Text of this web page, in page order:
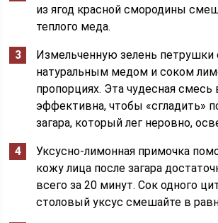
из ягод красной смородины
теплого меда.
Измельченную зелень петрушки
натуральным медом и соком
пропорциях. Эта чудесная смесь
эффективна, чтобы «сгладить»
загара, который лег неровно,
Уксусно-лимонная примочка
кожу лица после загара
всего за 20 минут. Сок одного
столовый уксус смешайте в